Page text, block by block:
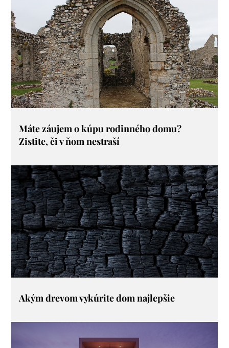
Máte záujem o kúpu rodinného domu?
Zistite, či v ňom nestraší
Akým drevom vykúrite dom najlepšie